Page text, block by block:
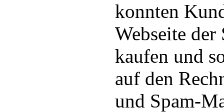
konnten
Webseite
kaufen und
auf den
und Spam-